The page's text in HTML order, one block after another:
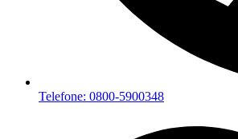
Telefone: 0800-5900348